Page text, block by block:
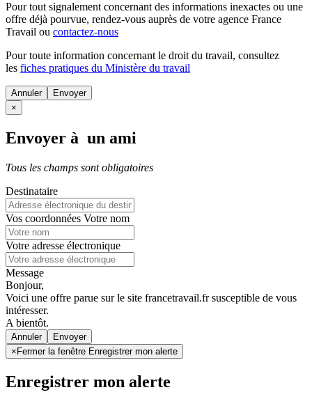
Pour tout signalement concernant des informations inexactes ou une
offre déjà pourvue, rendez-vous auprès de votre agence France
Travail ou contactez-nous
Pour toute information concernant le droit du travail, consultez
les fiches pratiques du Ministère du travail
Annuler
×
Envoyer à un ami
Tous les champs sont obligatoires
Destinataire
Vos coordonnées Votre nom
Votre adresse électronique
Message
Bonjour,
Voici une offre parue sur le site francetravail.fr susceptible de vous
intéresser.
A bientôt.
Annuler
× Fermer la fenêtre Enregistrer mon alerte
Enregistrer mon alerte